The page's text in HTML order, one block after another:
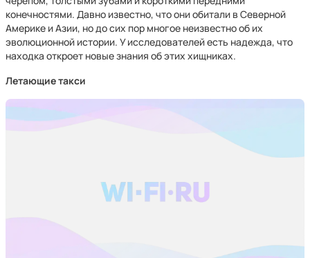
конечностями. Давно известно, что они обитали в Северной
Америке и Азии, но до сих пор многое неизвестно об их
эволюционной истории. У исследователей есть надежда, что
находка откроет новые знания об этих хищниках.
Летающие такси